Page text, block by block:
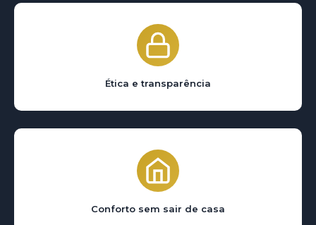
Ética e transparência
Conforto sem sair de casa